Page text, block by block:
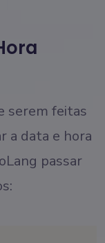
serem feitas
a data e hora
passar